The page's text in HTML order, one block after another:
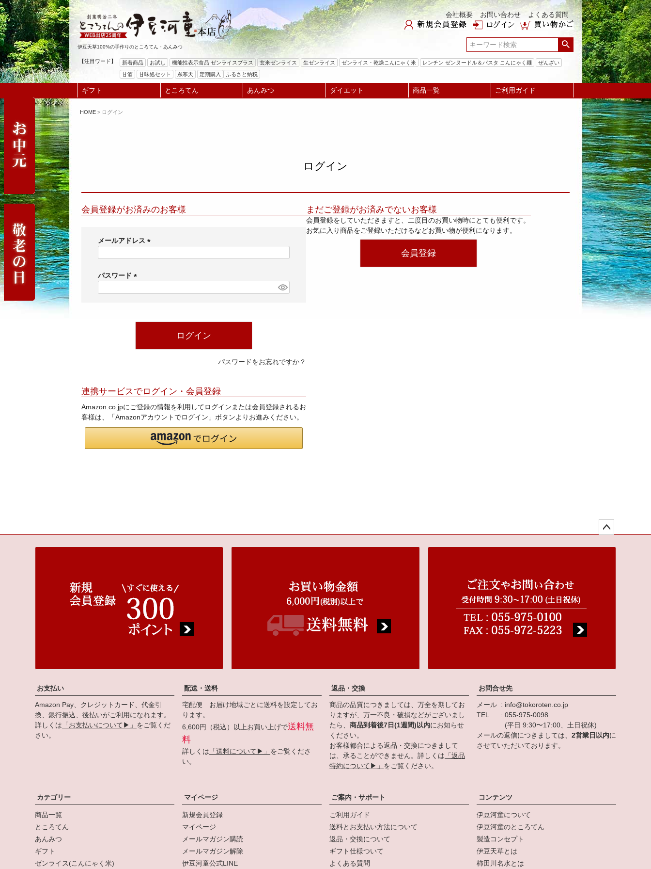
伊豆天草100%の手作りのところてん・あんみつ
会社概要 お問い合わせ よくある質問
検索
【注目ワード】 新着商品 お試し 機能性表示食品 ゼンライスプラス 玄米ゼンライス 生ゼンライス ゼンライス・乾燥こんにゃく米 レンチン ゼンヌードル＆パスタ こんにゃく麺
ぜんざい
甘酒
甘味処セット 糸寒天 定期購入 ふるさと納税
ギフト ところてん あんみつ ダイエット 商品一覧 ご利用ガイド
HOME ログイン
ログイン
会員登録がお済みのお客様
メールアドレス
)
パスワード
ログイン
パスワードをお忘れですか？
連携サービスでログイン・会員登録
Amazon.co.jpにご登録の情報を利用してログインまたは会員登録されるお
客様は、「Amazonアカウントでログイン」ボタンよりお進みください。
まだご登録がお済みでないお客様
会員登録をしていただきますと、二度目のお買い物時にとても便利です。
お気に入り商品をご登録いただけるなどお買い物が便利になります。
会員登録
お支払い
Amazon Pay、クレジットカード、代金引
換、銀行振込、後払いがご利用になれます。
詳しくは 「お支払いについて▶」 をご覧くだ
さい。
配送・送料
宅配便 お届け地域ごとに送料を設定してお
ります。
6,600円（税込）以上お買い上げで送料無
料
詳しくは 「送料について▶」 をご覧くださ
い。
返品・交換
商品の品質につきましては、万全を期してお
りますが、万一不良・破損などがございまし
たら、 商品到着後7日(1週間)以内にお知らせ
ください。
お客様都合による返品・交換につきまして
は、承ることができません。詳しくは 「返品
特約について▶」 をご覧ください。
お問合せ先
メール
info@tokoroten.co.jp
TEL
055-975-0098
(平日 9:30〜17:00、土日祝休)
メールの返信につきましては、 2営業日以内に
させていただいております。
カテゴリー
商品一覧
ところてん
あんみつ
ギフト
ゼンライス(こんにゃく米)
マイページ
新規会員登録
マイページ
メールマガジン購読
メールマガジン解除
伊豆河童公式LINE
ご案内・サポート
ご利用ガイド
送料とお支払い方法について
返品・交換について
ギフト仕様ついて
よくある質問
コンテンツ
伊豆河童について
伊豆河童のところてん
製造コンセプト
伊豆天草とは
柿田川名水とは